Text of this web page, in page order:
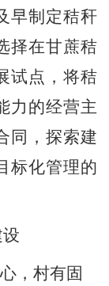
早制定秸秆
择在甘蔗秸
试点，将秸
力的经营主
同，探索建
标化管理的
，村有固